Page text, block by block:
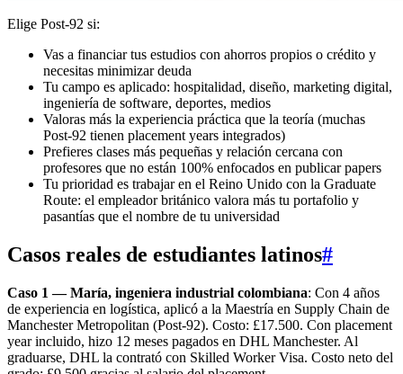
Elige Post-92 si:
Vas a financiar tus estudios con ahorros propios o crédito y
necesitas minimizar deuda
Tu campo es aplicado: hospitalidad, diseño, marketing digital,
ingeniería de software, deportes, medios
Valoras más la experiencia práctica que la teoría (muchas
Post-92 tienen placement years integrados)
Prefieres clases más pequeñas y relación cercana con
profesores que no están 100% enfocados en publicar papers
Tu prioridad es trabajar en el Reino Unido con la Graduate
Route: el empleador británico valora más tu portafolio y
pasantías que el nombre de tu universidad
Casos reales de estudiantes latinos#
Caso 1 — María, ingeniera industrial colombiana: Con 4 años
de experiencia en logística, aplicó a la Maestría en Supply Chain de
Manchester Metropolitan (Post-92). Costo: £17.500. Con placement
year incluido, hizo 12 meses pagados en DHL Manchester. Al
graduarse, DHL la contrató con Skilled Worker Visa. Costo neto del